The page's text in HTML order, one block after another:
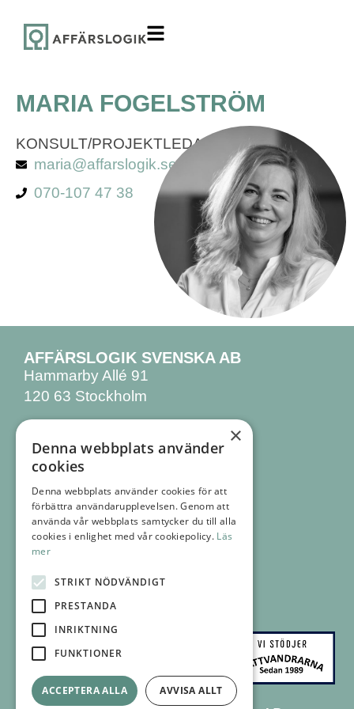
MARIA FOGELSTRÖM
KONSULT/PROJEKTLEDARE
maria@affarslogik.se
070-107 47 38
AFFÄRSLOGIK SVENSKA AB
Hammarby Allé 91
120 63 Stockholm
KONTAKTA OSS
08 555 770 00
FÖLJ OSS
FACEBOOK
INSTAGRAM
LINKEDIN
NYHETSBREV
×
Denna webbplats använder
cookies
Denna webbplats använder cookies för att
förbättra användarupplevelsen. Genom att
använda vår webbplats samtycker du till alla
cookies i enlighet med vår cookiepolicy. Läs
mer
STRIKT NÖDVÄNDIGT
PRESTANDA
INRIKTNING
FUNKTIONER
ACCEPTERA ALLA AVVISA ALLT